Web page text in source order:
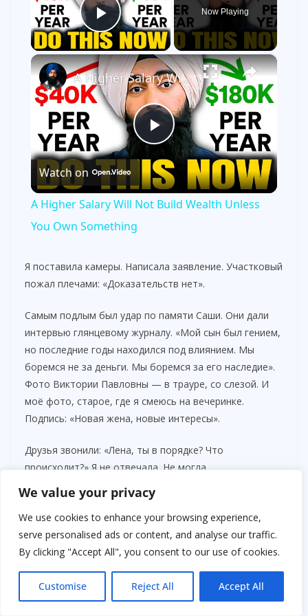
We value your privacy
We use cookies to enhance your browsing experience,
serve personalised ads or content, and analyse our traffic.
By clicking "Accept All", you consent to our use of cookies.
Customise Reject All Accept All
Play Video
Now Playing
×
P
l
y
V
i
d
o
A Higher Salary Will Not Build Wealth Unless You Own Something
Watch on
A Higher Salary Will Not Build Wealth Unless
You Own Something
Я поставила камеры. Написала заявление. Участковый
пожал плечами: «Доказательств нет».
Самым подлым был удар по памяти Саши. Они дали
интервью глянцевому журналу. «Мой сын был гением,
но последние годы находился под влиянием. Мы
боремся не за деньги. Мы боремся за его наследие».
Фото Виктории Павловны — в трауре, со слезой. И
моё фото, старое, где я смеюсь на вечеринке.
Подпись: «Новая жена, новые интересы».
Друзья звонили: «Лена, ты в порядке? Что
происходит?» Я не отвечала. Не могла.
Анна Сергеевна сказала: «Нам нужен козырь. Что-то,
чего они боятся».
Козырь я нашла случайно. Разбирая бумаги Саши,
картиной. Папка «Личное». Внутри — распечатки
переписки. Саша переписывался со своим адвокатом